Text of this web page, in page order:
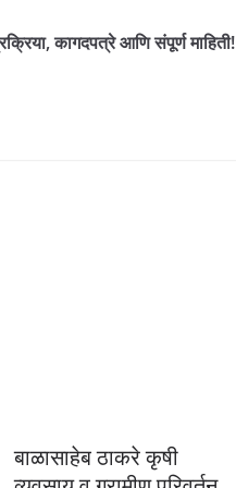
कागदपत्रे आणि संपूर्ण माहिती!
बाळासाहेब ठाकरे कृषी